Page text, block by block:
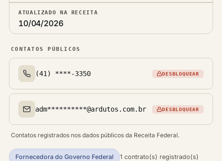
ATUALIZADO NA RECEITA
10/04/2026
CONTATOS PÚBLICOS
Telefone(s)
(41) ****-3350 DESBLOQUEAR
Email(s)
adm**********@ardutos.com.br DESBLOQUEAR
Contatos registrados nos dados públicos da Receita Federal.
Fornecedora do Governo Federal 1 contrato(s) registrado(s)